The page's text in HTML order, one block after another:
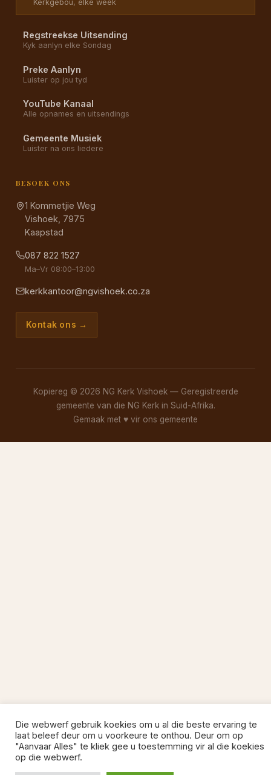
Kerkgebou, elke week
Regstreekse Uitsending
Kyk aanlyn elke Sondag
Preke Aanlyn
Luister op jou tyd
YouTube Kanaal
Alle opnames en uitsendings
Gemeente Musiek
Luister na ons liedere
BESOEK ONS
1 Kommetjie Weg
Vishoek, 7975
Kaapstad
087 822 1527
Ma–Vr 08:00–13:00
kerkkantoor@ngvishoek.co.za
Kontak ons →
Kopiereg © 2026 NG Kerk Vishoek — Geregistreerde
gemeente van die NG Kerk in Suid-Afrika.
Gemaak met ♥ vir ons gemeente
Die webwerf gebruik koekies om u al die beste ervaring te
laat beleef deur om u voorkeure te onthou. Deur om op
"Aanvaar Alles" te kliek gee u toestemming vir al die koekies
op die webwerf.